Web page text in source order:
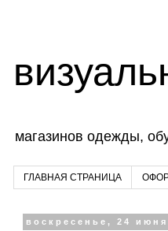
магазинов одежды,
ГЛАВНАЯ СТРАНИЦА
воскресенье, 24 июня